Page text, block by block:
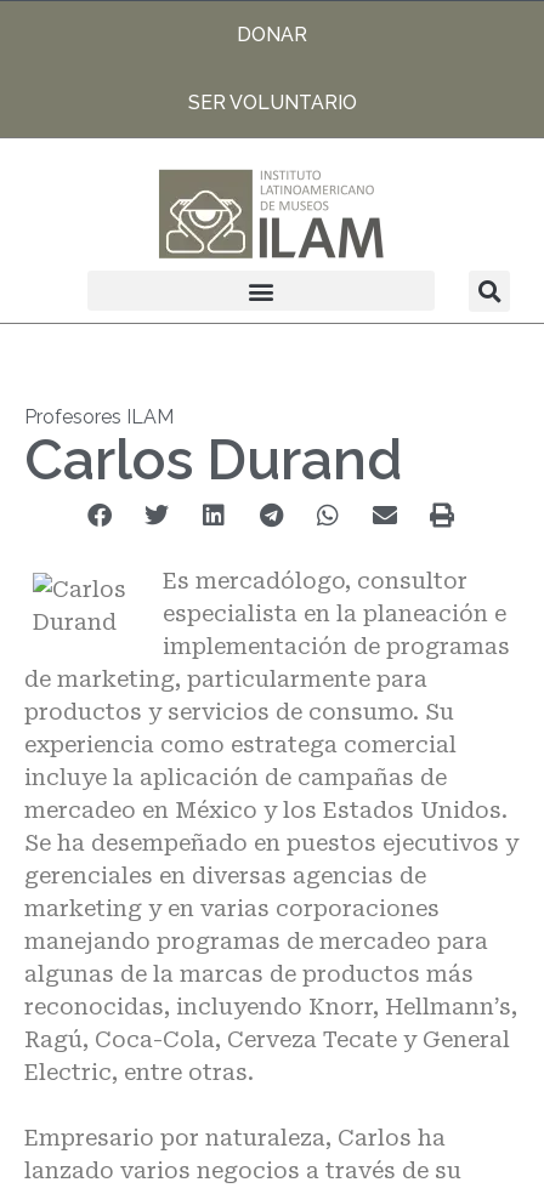
DONAR
SER VOLUNTARIO
Profesores ILAM
Carlos Durand
Es mercadólogo, consultor
especialista en la planeación e
implementación de programas
de marketing, particularmente para
productos y servicios de consumo. Su
experiencia como estratega comercial
incluye la aplicación de campañas de
mercadeo en México y los Estados Unidos.
Se ha desempeñado en puestos ejecutivos y
gerenciales en diversas agencias de
marketing y en varias corporaciones
manejando programas de mercadeo para
algunas de la marcas de productos más
reconocidas, incluyendo Knorr, Hellmann’s,
Ragú, Coca-Cola, Cerveza Tecate y General
Electric, entre otras.
Empresario por naturaleza, Carlos ha
lanzado varios negocios a través de su